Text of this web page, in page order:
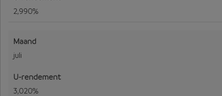
2,990%
juli
3,020%